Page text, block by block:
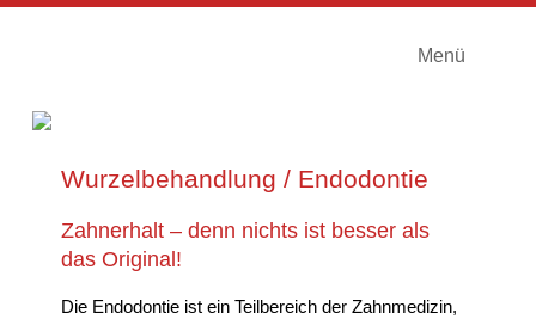
Menü
Wurzelbehandlung / Endodontie
Zahnerhalt – denn nichts ist besser als
das Original!
Die Endodontie ist ein Teilbereich der Zahnmedizin,